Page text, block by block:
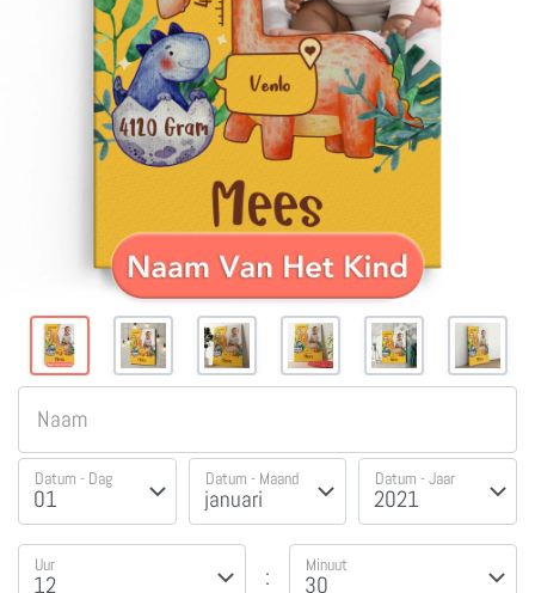
Naam
Datum - Dag Datum - Maand Datum - Jaar
Uur : Minuut